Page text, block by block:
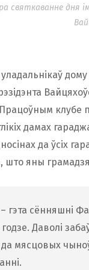
святкаванне дня
клубе
дамах
да ўсіх
што яны
гэта сённяшні
Даволі
мясцовых